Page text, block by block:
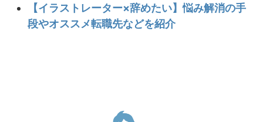
【イラストレーター×辞めたい】悩み解消の手
段やオススメ転職先などを紹介